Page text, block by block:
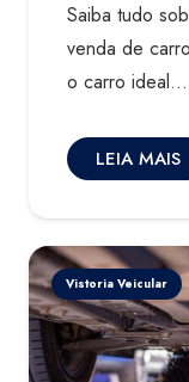
Saiba tudo
venda de
o carro ideal…
LEIA MAIS
Vistoria Veicular